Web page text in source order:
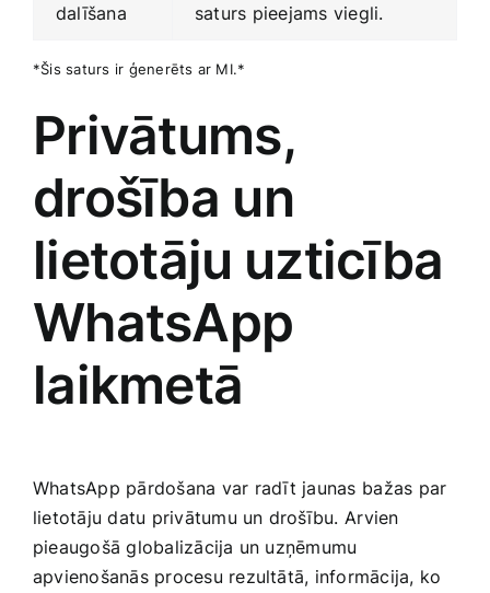
dalīšana
saturs pieejams viegli.
*Šis saturs ir ģenerēts ​ar MI.*
Privātums,
drošība un
lietotāju⁣ uzticība
‍WhatsApp
laikmetā
WhatsApp pārdošana var⁤ radīt jaunas ⁤bažas par
‌lietotāju datu privātumu un drošību. ⁤Arvien
pieaugošā globalizācija un ‍uzņēmumu
apvienošanās procesu rezultātā, informācija, ko